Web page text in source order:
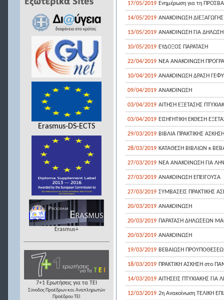
Erasmus-DS-ECTS
Erasmus+
7+1 Ερωτήσεις για τα ΤΕΙ
Σύνοδος Προέδρων και Αναπληρωτών
Προέδρου ΤΕΙ
17/05/2019 Ενημέρωση για τη
14/05/2019 ΑΝΑΚΟΙΝΩΣΗ
13/05/2019 ΑΝΑΚΟΙΝΩΣΗ ΓΙΑ
10/05/2019 ΕΥΔΟΞΟΣ ΠΑΡΑΤΑΣΗ
22/04/2019 ΝΕΑ ΑΝΑΚΟΙΝΩΣΗ
10/04/2019 ΑΝΑΚΟΙΝΩΣΗ ΔΡΑΣΗ
09/04/2019 ΑΝΑΚΟΙΝΩΣΗ
03/04/2019 ΑΙΤΗΣΗ ΕΞΕΤΑΣΗΣ
03/04/2019 ΕΙΣΗΓΗΤΙΚΗ ΕΚΘΕΣΗ
29/03/2019 ΒΙΒΛΙΑ ΠΡΑΚΤΙΚΗΣ
28/03/2019 ΚΑΤΑΘΕΣΗ ΒΙΒΛΙΩΝ κ
27/03/2019 ΝΕΑ ΑΝΑΚΟΙΝΩΣΗ ΓΙΑ
27/03/2019 ΑΝΑΚΟΙΝΩΣΗ ΕΠΕΙΓΟΥΣΑ
27/03/2019 ΣΥΜΒΑΣΕΙΣ ΠΡΑΚΤΙΚΗΣ
20/03/2019 ΑΝΑΚΟΙΝΩΣΗ
20/03/2019 ΠΑΡΑΤΑΣΗ ΔΗΛΩΣΕΩΝ
20/03/2019 ANAKOINΩΣΗ
19/03/2019 ΒΕΒΑΙΩΣΗ
18/03/2019 ΠΡΑΚΤΙΚΗ ΑΣΚΗΣΗ στο
14/03/2019 ΑΙΤΗΣΕΙΣ ΠΤΥΧΙΑΚΗΣ
12/03/2019 2η Ανακοίνωση ΤΕΛΙΚΗ